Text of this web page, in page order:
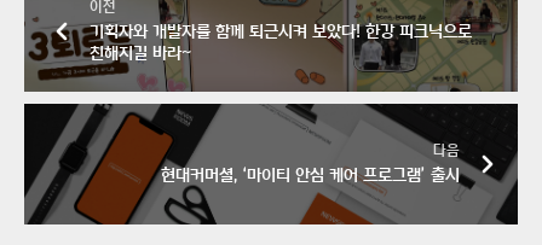
이전
기획자와 개발자를 함께 퇴근시켜 보았다! 한강 피크닉으로
친해지길 바라~
다음
현대커머셜, ‘마이티 안심 케어 프로그램’ 출시